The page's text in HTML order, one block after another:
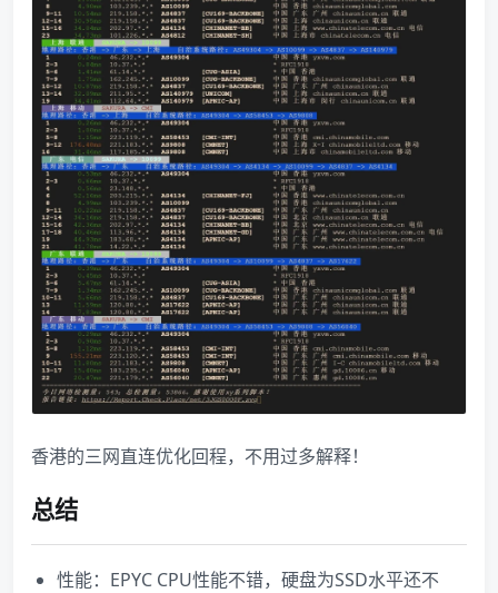
香港的三网直连优化回程，不用过多解释！
总结
性能：EPYC CPU性能不错，硬盘为SSD水平还不